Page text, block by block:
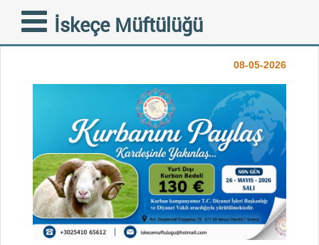
İskeçe Müftülüğü
Kurbanını Paylaş,
Kardeşinle Yakınlaş
08-05-2026